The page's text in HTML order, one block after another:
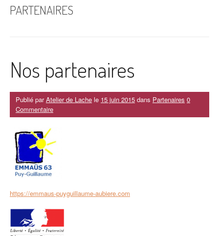
PARTENAIRES
Nos partenaires
Publié parAtelier de Lache le 15 juin 2015 dans Partenaires 0
Commentaire
https://emmaus-puyguillaume-aubiere.com